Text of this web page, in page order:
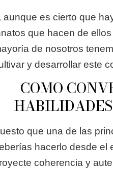
aunque es cierto que
que hacen de
de nosotros
y desarrollar este
COMO
que una de las
hacerlo desde el
coherencia y